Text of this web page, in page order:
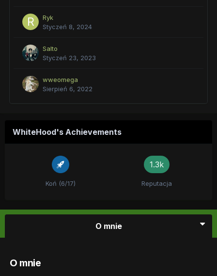
Ryk
Styczeń 8, 2024
Salto
Styczeń 23, 2023
wweomega
Sierpień 6, 2022
WhiteHood's Achievements
Koń (6/17)
1.3k
Reputacja
O mnie
O mnie